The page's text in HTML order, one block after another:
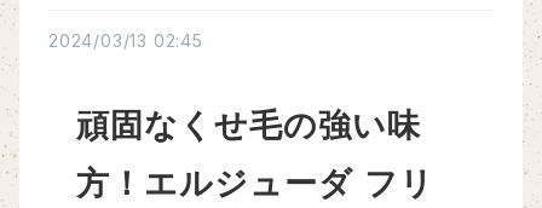
2024/03/13 02:45
頑固なくせ毛の強い味
方！エルジューダ フリ